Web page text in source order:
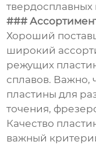
твердосплавных
###
Хороший
широкий
режущих
сплавов. Важно,
пластины для
точения,
Качество
важный